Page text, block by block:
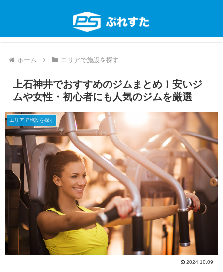
ホーム エリアで施設を探す
上石神井でおすすめのジムまとめ！安いジ
ムや女性・初心者にも人気のジムを厳選
エリアで施設を探す
2024.10.09